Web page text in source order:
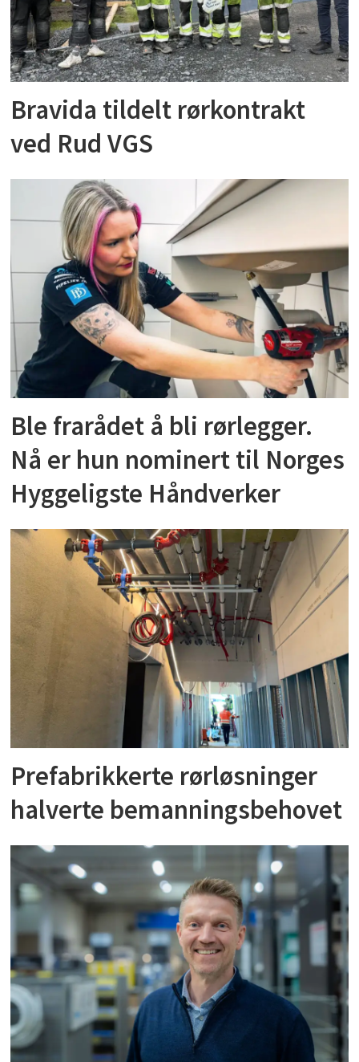
Bravida tildelt rørkontrakt
ved Rud VGS
Ble frarådet å bli rørlegger.
Nå er hun nominert til Norges
Hyggeligste Håndverker
Prefabrikkerte rørløsninger
halverte bemanningsbehovet